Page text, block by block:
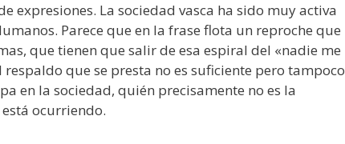
expresiones. La sociedad vasca ha sido muy activa
Parece que en la frase flota un reproche que
que tienen que salir de esa espiral del «nadie me
que se presta no es suficiente pero tampoco
en la sociedad, quién precisamente no es la
ocurriendo.